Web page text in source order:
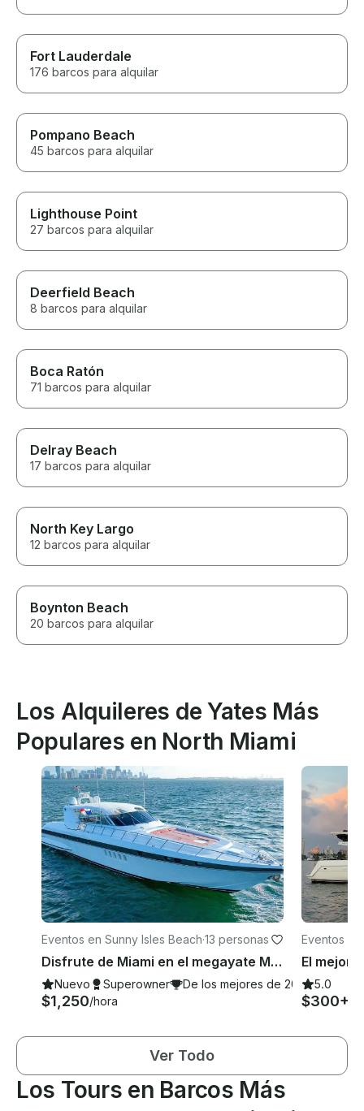
Fort Lauderdale
176 barcos para alquilar
Pompano Beach
45 barcos para alquilar
Lighthouse Point
27 barcos para alquilar
Deerfield Beach
8 barcos para alquilar
Boca Ratón
71 barcos para alquilar
Delray Beach
17 barcos para alquilar
North Key Largo
12 barcos para alquilar
Boynton Beach
20 barcos para alquilar
Los Alquileres de Yates Más
Populares en North Miami
Eventos en Sunny Isles Beach·13 personas
Disfrute de Miami en el megayate Mangusta de 84 pies
Nuevo Superowner De los mejores de 2026
$1,250/hora
Eventos
h
5.0
$300+
Ver Todo
Los Tours en Barcos Más